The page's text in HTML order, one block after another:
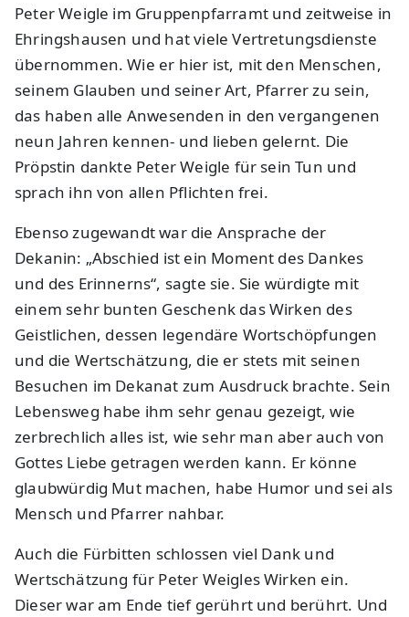
Peter Weigle im Gruppenpfarramt und zeitweise in
Ehringshausen und hat viele Vertretungsdienste
übernommen. Wie er hier ist, mit den Menschen,
seinem Glauben und seiner Art, Pfarrer zu sein,
das haben alle Anwesenden in den vergangenen
neun Jahren kennen- und lieben gelernt. Die
Pröpstin dankte Peter Weigle für sein Tun und
sprach ihn von allen Pflichten frei.
Ebenso zugewandt war die Ansprache der
Dekanin: „Abschied ist ein Moment des Dankes
und des Erinnerns“, sagte sie. Sie würdigte mit
einem sehr bunten Geschenk das Wirken des
Geistlichen, dessen legendäre Wortschöpfungen
und die Wertschätzung, die er stets mit seinen
Besuchen im Dekanat zum Ausdruck brachte. Sein
Lebensweg habe ihm sehr genau gezeigt, wie
zerbrechlich alles ist, wie sehr man aber auch von
Gottes Liebe getragen werden kann. Er könne
glaubwürdig Mut machen, habe Humor und sei als
Mensch und Pfarrer nahbar.
Auch die Fürbitten schlossen viel Dank und
Wertschätzung für Peter Weigles Wirken ein.
Dieser war am Ende tief gerührt und berührt. Und